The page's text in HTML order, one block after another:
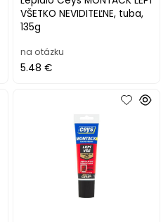
VŠETKO NEVIDITEĽNE, tuba,
135g
na otázku
5.48 €